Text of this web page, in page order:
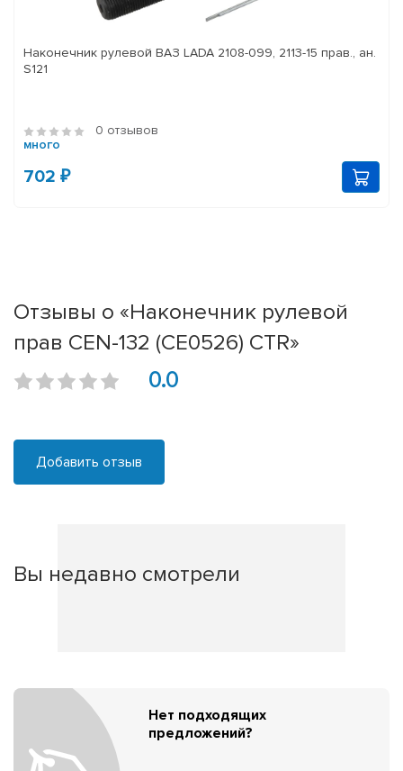
Наконечник рулевой ВАЗ LADA 2108-099, 2113-15 прав., ан.
S121
0 отзывов
много
702 ₽
Отзывы о «Наконечник рулевой
прав CEN-132 (CE0526) CTR»
0.0
Добавить отзыв
Вы недавно смотрели
Нет подходящих
предложений?